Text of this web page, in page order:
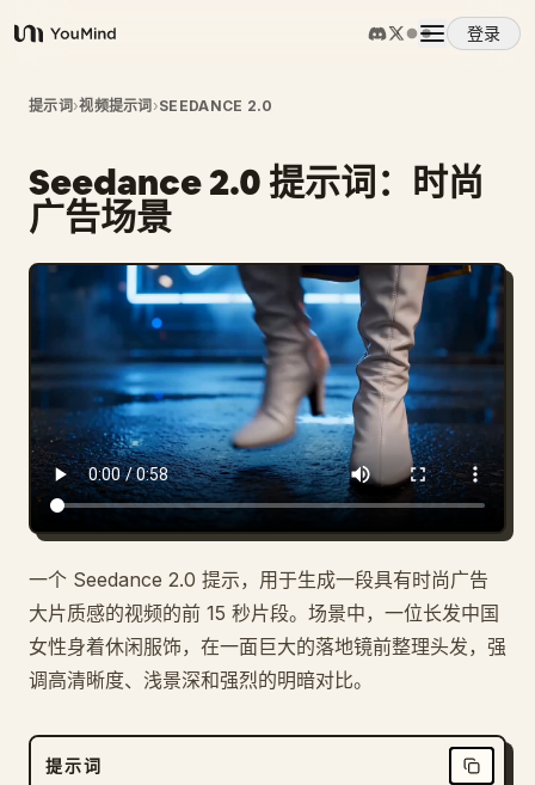
YouMind
登录
概览
使用案例
技能
定价
下载
博客
更新
提示词›视频提示词 ›SEEDANCE 2.0
Seedance 2.0 提示词：时尚
广告场景
一个 Seedance 2.0 提示，用于生成一段具有时尚广告
大片质感的视频的前 15 秒片段。场景中，一位长发中国
女性身着休闲服饰，在一面巨大的落地镜前整理头发，强
调高清晰度、浅景深和强烈的明暗对比。
提示词